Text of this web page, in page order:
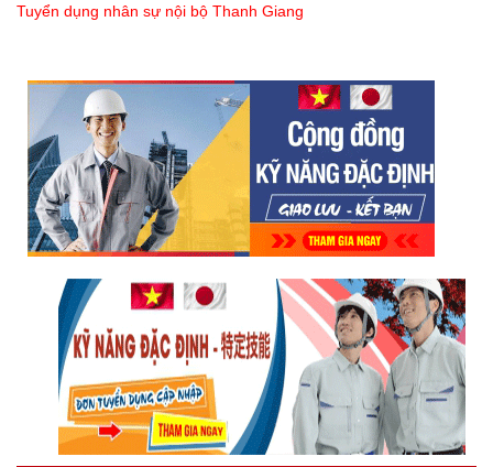
Tuyển dụng nhân sự nội bộ Thanh Giang